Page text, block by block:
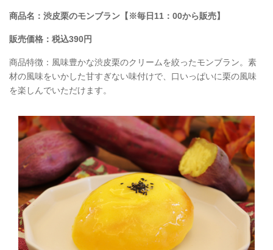
商品名：渋皮栗のモンブラン【※毎日11：00から販売】
販売価格：税込390円
商品特徴：風味豊かな渋皮栗のクリームを絞ったモンブラン。素
材の風味をいかした甘すぎない味付けで、口いっぱいに栗の風味
を楽しんでいただけます。